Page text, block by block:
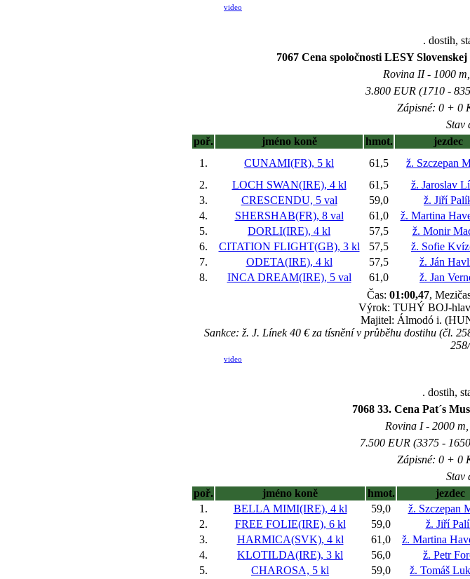
video
. dostih,
7067 Cena spoločnosti LESY
Rovina II - 1000
3.800 EUR (1710 -
Zápisné: 0 + 0
Stav
poř.
jméno koně hmot. jezdec
1.
CUNAMI(FR), 5 kl 61,5 ž. Szczepan
2.
LOCH SWAN(IRE), 4 kl 61,5 ž. Jaroslav
3.
CRESCENDU, 5 val 59,0 ž. Jiří
4.
SHERSHAB(FR), 8 val 61,0 ž. Martina
5.
DORLI(IRE), 4 kl 57,5 ž. Monir
6.
CITATION FLIGHT(GB), 3 kl 57,5 ž. Sofie
7.
ODETA(IRE), 4 kl 57,5 ž. Ján
8.
INCA DREAM(IRE), 5 val 61,0 ž. Jan
Čas: 01:00,47,
Výrok: TUHÝ BOJ-
Majitel: Álmodó i.
Sankce: ž. J. Línek 40 € za tísnění v průběhu dostihu (čl.
video
. dostih,
7068 33. Cena Pat´s
Rovina I - 2000
7.500 EUR (3375 -
Zápisné: 0 + 0
Stav
poř.
jméno koně hmot. jezdec
1.
BELLA MIMI(IRE), 4 kl 59,0 ž. Szczepan
2.
FREE FOLIE(IRE), 6 kl 59,0 ž. Jiří
3.
HARMICA(SVK), 4 kl 61,0 ž. Martina
4.
KLOTILDA(IRE), 3 kl 56,0 ž. Petr
5.
CHAROSA, 5 kl 59,0 ž. Tomáš